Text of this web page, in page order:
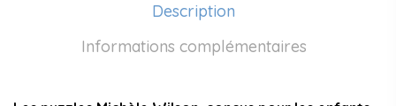
Description
Informations complémentaires